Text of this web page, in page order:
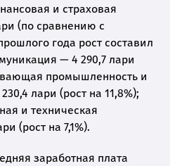
и страховая
(по сравнению с
года рост составил
— 4 290,7 лари
промышленность и
лари (рост на 11,8%);
и техническая
(рост на 7,1%).
заработная плата